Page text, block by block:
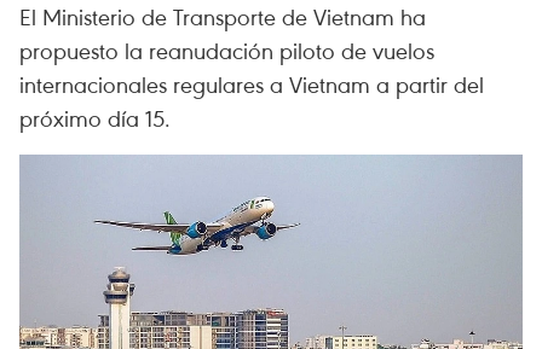
El Ministerio de Transporte de Vietnam ha
propuesto la reanudación piloto de vuelos
internacionales regulares a Vietnam a partir del
próximo día 15.